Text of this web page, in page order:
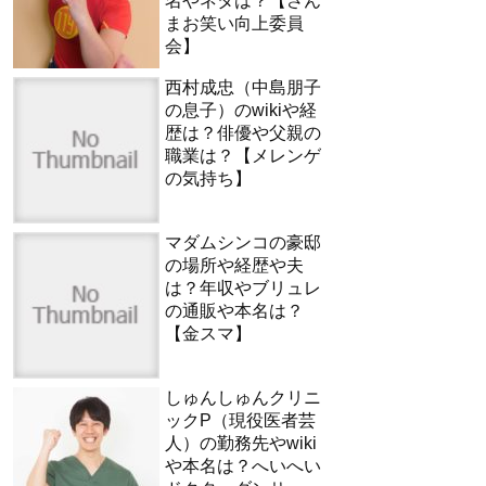
まお笑い向上委員
会】
西村成忠（中島朋子
の息子）のwikiや経
歴は？俳優や父親の
職業は？【メレンゲ
の気持ち】
マダムシンコの豪邸
の場所や経歴や夫
は？年収やブリュレ
の通販や本名は？
【金スマ】
しゅんしゅんクリニ
ックP（現役医者芸
人）の勤務先やwiki
や本名は？へいへい